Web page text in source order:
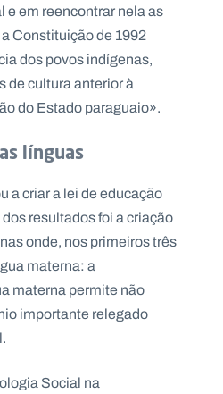
em reencontrar nela as
Constituição de 1992
dos povos indígenas,
de cultura anterior à
do Estado paraguaio».
línguas
a criar a lei de educação
resultados foi a criação
onde, nos primeiros três
materna: a
materna permite não
importante relegado
Social na